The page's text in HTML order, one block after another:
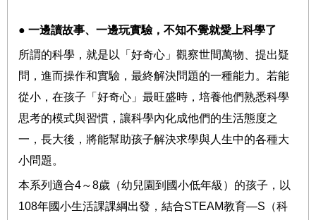
● 一邊讀故事、一邊玩實驗，不知不覺就愛上科學了
所謂的科學，就是以「好奇心」觀察世間萬物、提出疑
問，進而操作和實驗，最終解決問題的一種能力。若能
從小，在孩子「好奇心」最旺盛時，培養他們熟悉科學
思考的模式與習慣，讓科學內化成他們的生活態度之
一，長大後，將能幫助孩子解決求學與人生中的各種大
小問題。
本系列適合4～8歲（幼兒園到國小低年級）的孩子， 以
108年國小生活課課綱出發，結合STEAM教育—S （科